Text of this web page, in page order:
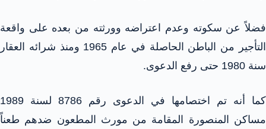
فضلاً عن سكوته وعدم اعتراضه وورثته من بعده على واقعة
التأجير من الباطن الحاصلة في عام 1965 ومنذ شرائه العقار
سنة 1980 حتى رفع الدعوى.
كما أنه تم اختصامها في الدعوى رقم 8786 لسنة 1989
مساكن المنصورة المقامة من مورث المطعون ضدهم طعناً